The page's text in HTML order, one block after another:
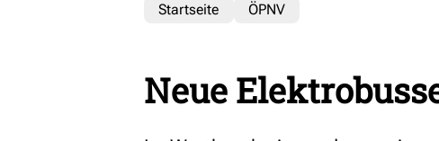
Startseite ÖPNV
Neue